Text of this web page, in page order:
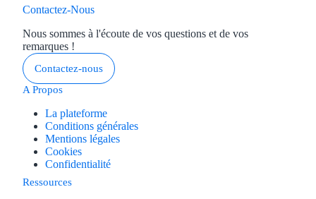
Contactez-Nous
Nous sommes à l'écoute de vos questions et de vos
remarques !
Contactez-nous
A Propos
La plateforme
Conditions générales
Mentions légales
Cookies
Confidentialité
Ressources